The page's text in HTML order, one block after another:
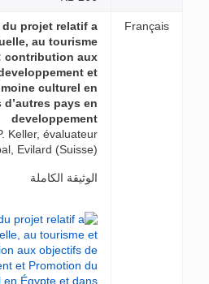
Français
du projet relatif a
au tourisme
contribution aux
et
culturel en
pays en
developpement
Keller, évaluateur
Evilard (Suisse)
الوثيقة الكاملة